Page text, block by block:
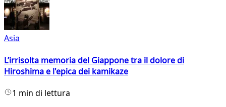
Asia
L’irrisolta memoria del Giappone tra il dolore di
Hiroshima e l'epica dei kamikaze
1 min di lettura